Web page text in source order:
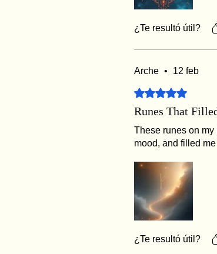
¿Te resultó útil?
Arche • 12 feb
Obtuvo 5 de 5
Runes That
These runes on
mood, and filled
¿Te resultó útil?